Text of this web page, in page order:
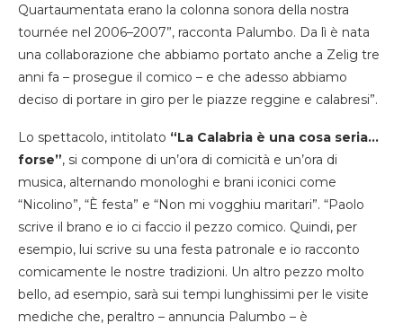
Quartaumentata erano la colonna sonora della nostra
tournée nel 2006–2007”, racconta Palumbo. Da lì è nata
una collaborazione che abbiamo portato anche a Zelig tre
anni fa – prosegue il comico – e che adesso abbiamo
deciso di portare in giro per le piazze reggine e calabresi”.
Lo spettacolo, intitolato “La Calabria è una cosa seria…
forse”, si compone di un’ora di comicità e un’ora di
musica, alternando monologhi e brani iconici come
“Nicolino”, “È festa” e “Non mi vogghiu maritari”. “Paolo
scrive il brano e io ci faccio il pezzo comico. Quindi, per
esempio, lui scrive su una festa patronale e io racconto
comicamente le nostre tradizioni. Un altro pezzo molto
bello, ad esempio, sarà sui tempi lunghissimi per le visite
mediche che, peraltro – annuncia Palumbo – è